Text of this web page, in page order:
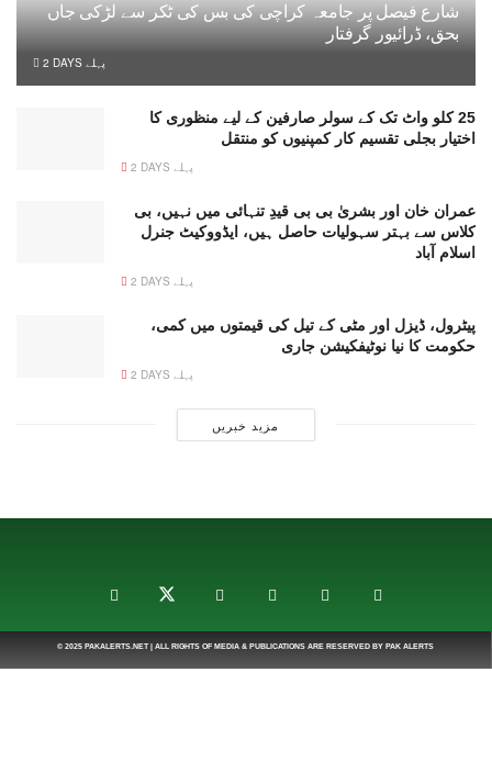
شارع فیصل پر جامعہ کراچی کی بس کی ٹکر سے لڑکی جاں
بحق، ڈرائیور گرفتار
2 DAYS پہلے
25 کلو واٹ تک کے سولر صارفین کے لیے منظوری کا
اختیار بجلی تقسیم کار کمپنیوں کو منتقل
2 DAYS پہلے
عمران خان اور بشریٰ بی بی قیدِ تنہائی میں نہیں، بی
کلاس سے بہتر سہولیات حاصل ہیں، ایڈووکیٹ جنرل
اسلام آباد
2 DAYS پہلے
پیٹرول، ڈیزل اور مٹی کے تیل کی قیمتوں میں کمی،
حکومت کا نیا نوٹیفکیشن جاری
2 DAYS پہلے
مزید خبریں
© 2025 PAKALERTS.NET| ALL RIGHTS OF MEDIA & PUBLICATIONS ARE RESERVED BY PAK ALERTS